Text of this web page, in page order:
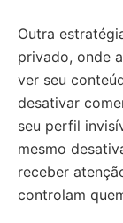
Outra
privado, onde
ver seu
desativar
seu perfil
mesmo
receber
controlam